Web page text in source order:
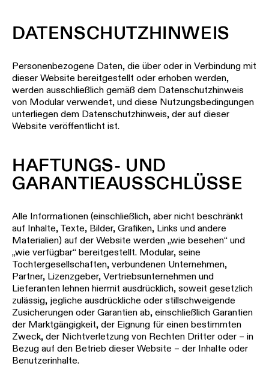
Beleuchtung
für
Aufbaumontage
Nassbereiche
Warm
Dim
Beleuchtung
können
Jobangebote
DATENSCHUTZHINWEIS
Personenbezogene Daten, die über oder in Verbindung mit
dieser Website bereitgestellt oder erhoben werden,
werden ausschließlich gemäß dem Datenschutzhinweis
von Modular verwendet, und diese Nutzungsbedingungen
unterliegen dem Datenschutzhinweis, der auf dieser
Website veröffentlicht ist.
HAFTUNGS- UND
GARANTIEAUSSCHLÜSSE
Alle Informationen (einschließlich, aber nicht beschränkt
auf Inhalte, Texte, Bilder, Grafiken, Links und andere
Materialien) auf der Website werden „wie besehen“ und
„wie verfügbar“ bereitgestellt. Modular, seine
Tochtergesellschaften, verbundenen Unternehmen,
Partner, Lizenzgeber, Vertriebsunternehmen und
Lieferanten lehnen hiermit ausdrücklich, soweit gesetzlich
zulässig, jegliche ausdrückliche oder stillschweigende
Zusicherungen oder Garantien ab, einschließlich Garantien
der Marktgängigkeit, der Eignung für einen bestimmten
Zweck, der Nichtverletzung von Rechten Dritter oder – in
Bezug auf den Betrieb dieser Website – der Inhalte oder
Benutzerinhalte.